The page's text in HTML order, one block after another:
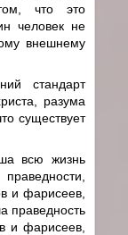
что это
человек не
внешнему
стандарт
разума
существует
всю жизнь
и фарисеев,
праведность
и фарисеев,